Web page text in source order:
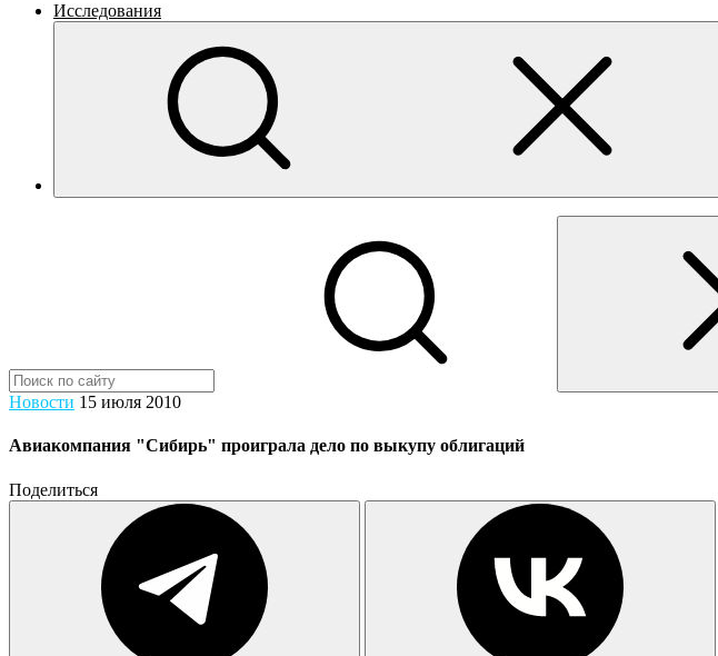
Исследования
Новости 15 июля 2010
Авиакомпания "Сибирь" проиграла дело по выкупу облигаций
Поделиться